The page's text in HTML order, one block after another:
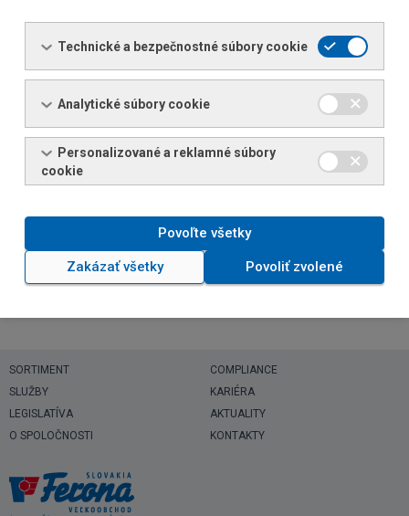
SORTIMENT
SLUŽBY
LEGISLATÍVA
O SPOLOČNOSTI
COMPLIANCE
KARIÉRA
AKTUALITY
KONTAKTY
Technické a bezpečnostné súbory cookie
Analytické súbory cookie
Personalizované a reklamné súbory
cookie
Povoľte všetky
Zakázať všetky Povoliť zvolené